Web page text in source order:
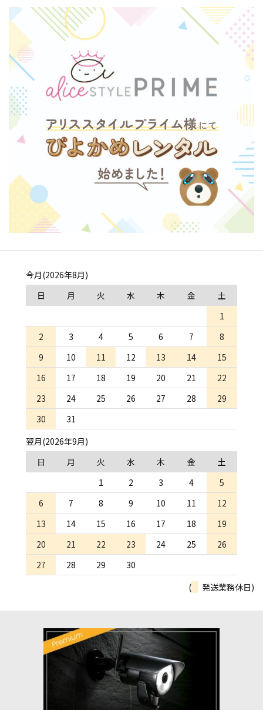
今月(2026年8月)
日
月 火 水 木 金
土
1
2
3 4 5 6 7
8
9
10 11 12 13 14
15
16
17 18 19 20 21
22
23
24 25 26 27 28
29
30
31
翌月(2026年9月)
日
月 火 水 木 金
土
1
2 3 4
5
6
7 8 9 10 11
12
13
14 15 16 17 18
19
20
21 22 23 24 25
26
27
28 29
30
(
発送業務休日)